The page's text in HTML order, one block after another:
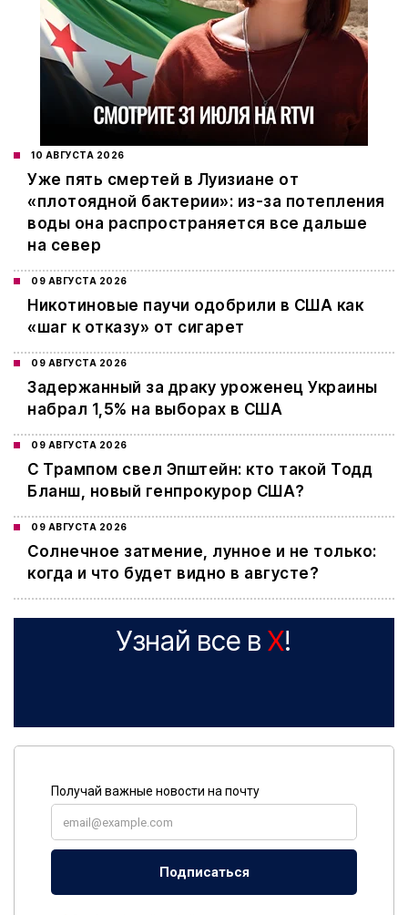
10 АВГУСТА 2026
Уже пять смертей в Луизиане от
«плотоядной бактерии»: из-за потепления
воды она распространяется все дальше
на север
09 АВГУСТА 2026
Никотиновые паучи одобрили в США как
«шаг к отказу» от сигарет
09 АВГУСТА 2026
Задержанный за драку уроженец Украины
набрал 1,5% на выборах в США
09 АВГУСТА 2026
С Трампом свел Эпштейн: кто такой Тодд
Бланш, новый генпрокурор США?
09 АВГУСТА 2026
Cолнечное затмение, лунное и не только:
когда и что будет видно в августе?
Узнай все в X!